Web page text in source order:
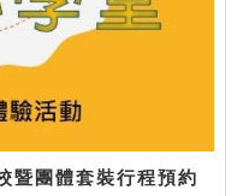
暨團體套裝行程預約